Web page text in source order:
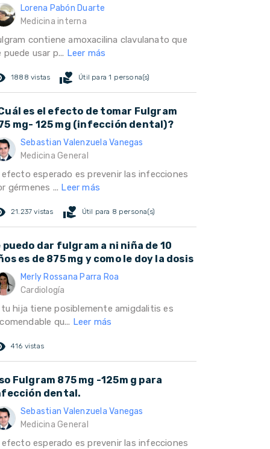
Lorena Pabón Duarte
Medicina interna
contiene amoxacilina clavulanato que
puede usar p... Leer más
1888 vistas volunteer_activism Útil para 1 persona(s)
es el efecto de tomar Fulgram
mg- 125 mg (infección dental)?
Sebastian Valenzuela Vanegas
Medicina General
efecto esperado es prevenir las infecciones
gérmenes ... Leer más
21.237 vistas volunteer_activism Útil para 8 persona(s)
puedo dar fulgram a ni niña de 10
es de 875 mg y como le doy la dosis
Merly Rossana Parra Roa
Cardiología
hija tiene posiblemente amigdalitis es
qu... Leer más
416 vistas
Fulgram 875 mg -125m g para
dental.
Sebastian Valenzuela Vanegas
Medicina General
efecto esperado es prevenir las infecciones